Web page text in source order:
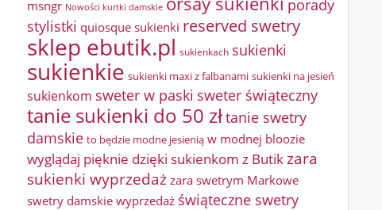
msngr Nowości kurtki damskie
porady
stylistki quiosque sukienki reserved swetry
sklep ebutik.pl sukienkach sukienki
sukienkie sukienki maxi z falbanami sukienki na jesień
sukienkom sweter w paski sweter świąteczny
tanie sukienki do 50 złtanie swetry
damskie to będzie modne jesienią w modnej bloozie
wyglądaj pięknie dzięki sukienkom z Butikzara
sukienki wyprzedażzara swetrym Markowe
swetry damskie wyprzedaż świąteczne swetry